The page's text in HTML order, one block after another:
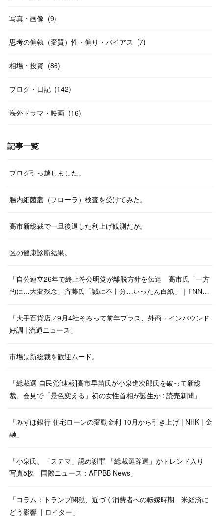
写真・画像 (9)
思考の偏執（変質）性・偏り・バイアス (7)
相場・投資 (86)
ブログ・日記 (142)
海外ドラマ・映画 (16)
記事一覧
ブログ引っ越しました。
腸内細菌叢（フローラ）検査を受けてみた。
高市新総裁で一旦後退した利上げ観測だが。
区の健康診断結果。
「自公連立26年で終止符公明党が離脱方針を伝達 高市氏「一方
的に…大変残念」斉藤氏「誠に不十分…いったん白紙」｜FNN…
「大手百貨店／9月4社そろって前年プラス、外商・インバウンド
好調 | 流通ニュース」
市場は新総裁を歓迎ムード。
「総裁選 自民党[速報]高市早苗氏が小泉進次郎氏を破って新総
裁、会見で「景色変える」初の女性首相が誕生か : 読売新聞」
「みずほ銀行 住宅ローンの変動金利 10月から引き上げ | NHK | 金
融」
「小泉氏、「ステマ」認め謝罪 「総裁選辞退」がトレンド入り
写真5枚 国際ニュース：AFPBB News」
「コラム：トランプ関税、近づく消費者への転嫁時期 米経済に
どう影響 | ロイター」